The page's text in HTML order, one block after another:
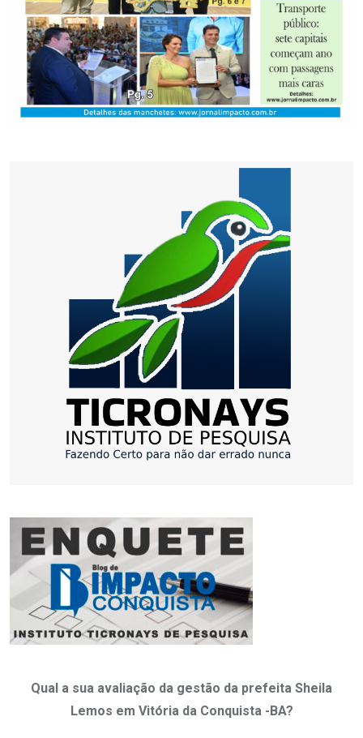
Qual a sua avaliação da gestão da prefeita Sheila
Lemos em Vitória da Conquista -BA?